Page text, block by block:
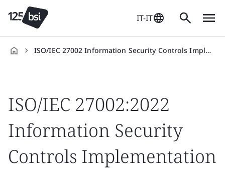
IT-IT
ISO/IEC 27002 Information Security Controls Implementation
ISO/IEC 27002:2022
Information Security
Controls Implementation